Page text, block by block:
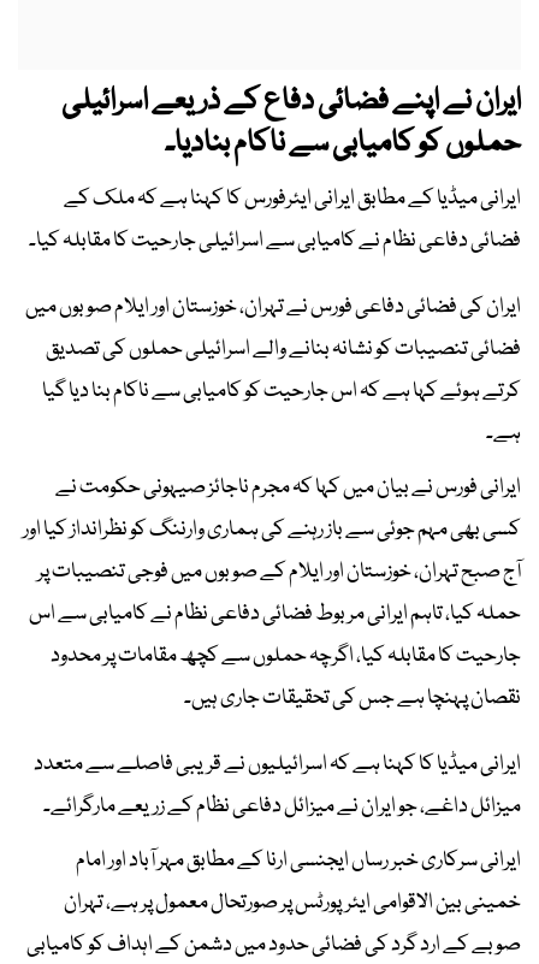
ایران نے اپنے فضائی دفاع کے ذریعے اسرائیلی
حملوں کو کامیابی سے ناکام بنادیا۔
ایرانی میڈیا کے مطابق ایرانی ایئرفورس کا کہنا ہے کہ ملک کے
فضائی دفاعی نظام نے کامیابی سے اسرائیلی جارحیت کا مقابلہ کیا۔
ایران کی فضائی دفاعی فورس نے تہران، خوزستان اور ایلام صوبوں میں
فضائی تنصیبات کو نشانہ بنانے والے اسرائیلی حملوں کی تصدیق
کرتے ہوئے کہا ہے کہ اس جارحیت کو کامیابی سے ناکام بنا دیا گیا
ہے۔
ایرانی فورس نے بیان میں کہا کہ مجرم ناجائز صیہونی حکومت نے
کسی بھی مہم جوئی سے باز رہنے کی ہماری وارننگ کو نظرانداز کیا اور
آج صبح تہران، خوزستان اور ایلام کے صوبوں میں فوجی تنصیبات پر
حملہ کیا، تاہم ایرانی مربوط فضائی دفاعی نظام نے کامیابی سے اس
جارحیت کا مقابلہ کیا، اگرچہ حملوں سے کچھ مقامات پر محدود
نقصان پہنچا ہے جس کی تحقیقات جاری ہیں۔
ایرانی میڈیا کا کہنا ہے کہ اسرائیلیوں نے قریبی فاصلے سے متعدد
میزائل داغے، جو ایران نے میزائل دفاعی نظام کے زریعے مارگرائے۔
ایرانی سرکاری خبر رساں ایجنسی ارنا کے مطابق مہر آباد اور امام
خمینی بین الاقوامی ایئرپورٹس پر صورتحال معمول پر ہے، تہران
صوبے کے ارد گرد کی فضائی حدود میں دشمن کے اہداف کو کامیابی